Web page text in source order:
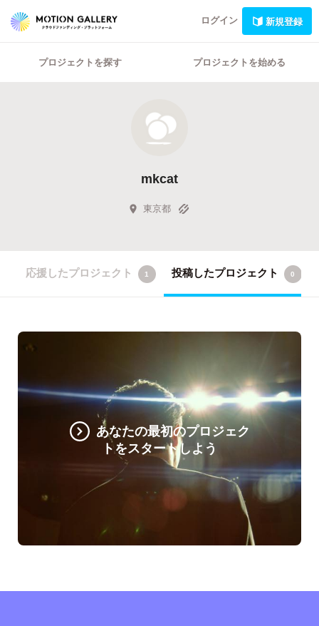
ログイン 新規登録
プロジェクトを探す プロジェクトを始める
mkcat
東京都
応援したプロジェクト 1 投稿したプロジェクト 0
あなたの最初のプロジェク
トをスタートしよう